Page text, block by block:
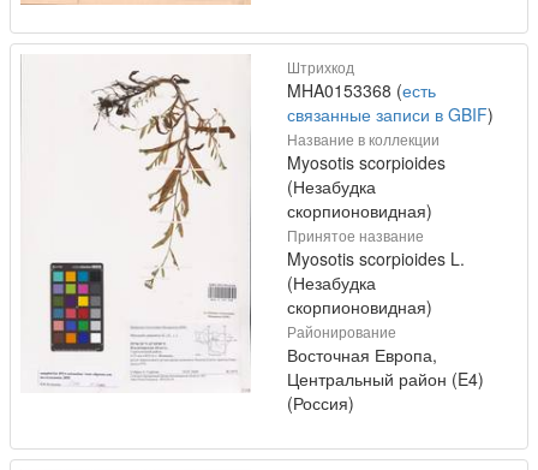
Штрихкод
MHA0153368 (есть
связанные записи в GBIF)
Название в коллекции
Myosotis scorpioides
(Незабудка
скорпионовидная)
Принятое название
Myosotis scorpioides L.
(Незабудка
скорпионовидная)
Районирование
Восточная Европа,
Центральный район (E4)
(Россия)